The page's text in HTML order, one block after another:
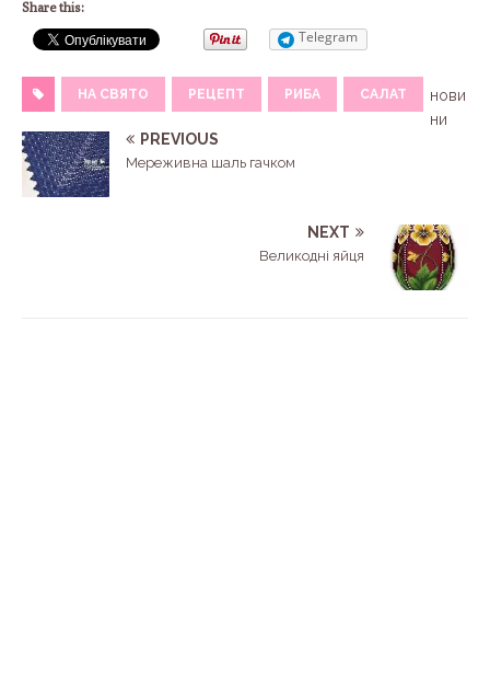
Share this:
Telegram
НА СВЯТО РЕЦЕПТ РИБА САЛАТ
нови
ни
PREVIOUS
Мереживна шаль гачком
NEXT
Великодні яйця